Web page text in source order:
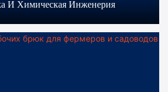
И Химическая Инженерия